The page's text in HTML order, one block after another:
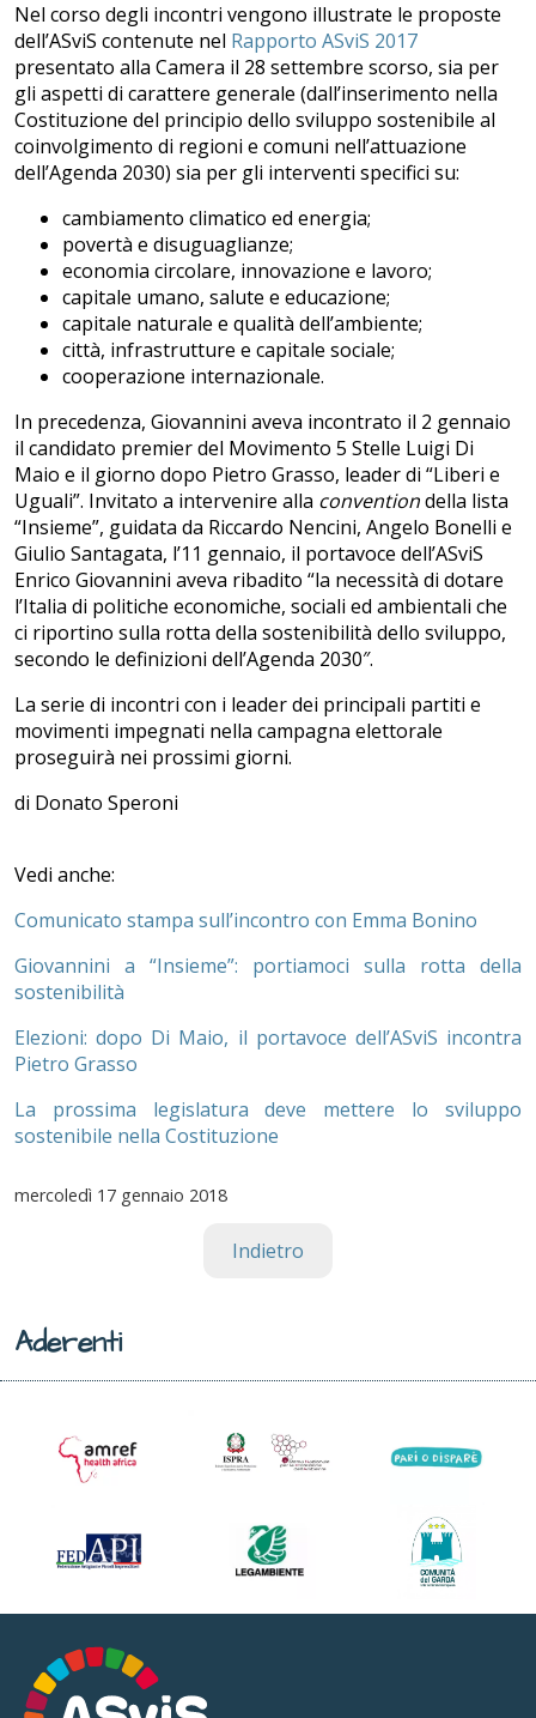
Nel corso degli incontri vengono illustrate le proposte
dell’ASviS contenute nel Rapporto ASviS 2017
presentato alla Camera il 28 settembre scorso, sia per
gli aspetti di carattere generale (dall’inserimento nella
Costituzione del principio dello sviluppo sostenibile al
coinvolgimento di regioni e comuni nell’attuazione
dell’Agenda 2030) sia per gli interventi specifici su:
cambiamento climatico ed energia;
povertà e disuguaglianze;
economia circolare, innovazione e lavoro;
capitale umano, salute e educazione;
capitale naturale e qualità dell’ambiente;
città, infrastrutture e capitale sociale;
cooperazione internazionale.
In precedenza, Giovannini aveva incontrato il 2 gennaio
il candidato premier del Movimento 5 Stelle Luigi Di
Maio e il giorno dopo Pietro Grasso, leader di “Liberi e
Uguali”. Invitato a intervenire alla conventiondella lista
“Insieme”, guidata da Riccardo Nencini, Angelo Bonelli e
Giulio Santagata, l’11 gennaio, il portavoce dell’ASviS
Enrico Giovannini aveva ribadito “la necessità di dotare
l’Italia di politiche economiche, sociali ed ambientali che
ci riportino sulla rotta della sostenibilità dello sviluppo,
secondo le definizioni dell’Agenda 2030″.
La serie di incontri con i leader dei principali partiti e
movimenti impegnati nella campagna elettorale
proseguirà nei prossimi giorni.
di Donato Speroni
Vedi anche:
Comunicato stampa sull’incontro con Emma Bonino
Giovannini a “Insieme”: portiamoci sulla rotta della
sostenibilità
Elezioni: dopo Di Maio, il portavoce dell’ASviS incontra
Pietro Grasso
La prossima legislatura deve mettere lo sviluppo
sostenibile nella Costituzione
mercoledì 17 gennaio 2018
Indietro
Aderenti